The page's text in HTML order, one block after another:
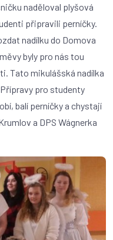
naděloval plyšová
připravili perníčky.
nadílku do Domova
byly pro nás tou
Tato mikulášská nadílka
pro studenty
balí perníčky a chystají
a DPS Wágnerka